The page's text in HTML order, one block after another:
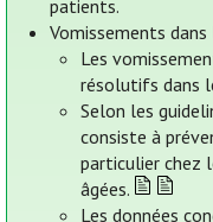
patients.
Vomissements
Les
résolutifs dans
Selon les
consiste à
particulier chez
âgées.
Les données